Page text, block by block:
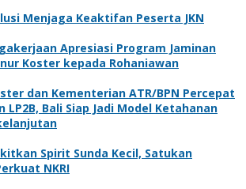
Menjaga Keaktifan Peserta JKN
Apresiasi Program Jaminan
Koster kepada Rohaniawan
dan Kementerian ATR/BPN Percepat
LP2B, Bali Siap Jadi Model Ketahanan
Spirit Sunda Kecil, Satukan
NKRI